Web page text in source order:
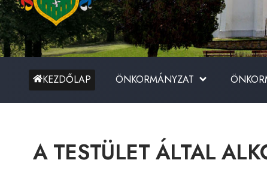
KEZDŐLAP ÖNKORMÁNYZAT
A TESTÜLET ÁLTAL